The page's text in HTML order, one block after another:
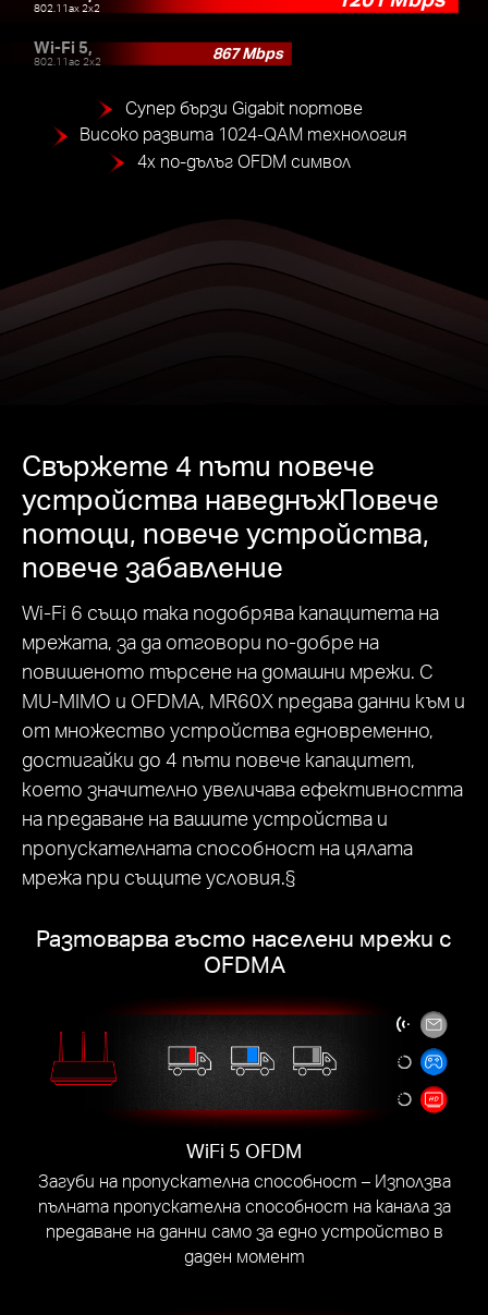
802.11ax 2x2
Wi-Fi 5,
802.11ac 2x2 867 Mbps
Супер бързи Gigabit портове
Високо развита 1024-QAM технология
4x по-дълъг OFDM символ
Свържете 4 пъти повече
устройства наведнъжПовече
потоци, повече устройства,
повече забавление
Wi-Fi 6 също така подобрява капацитета на
мрежата, за да отговори по-добре на
повишеното търсене на домашни мрежи. С
MU-MIMO и OFDMA, MR60X предава данни към и
от множество устройства едновременно,
достигайки до 4 пъти повече капацитет,
което значително увеличава ефективността
на предаване на вашите устройства и
пропускателната способност на цялата
мрежа при същите условия.§
Разтоварва гъсто населени мрежи с
OFDMA
WiFi 5 OFDM
Загуби на пропускателна способност – Използва
пълната пропускателна способност на канала за
предаване на данни само за едно устройство в
даден момент